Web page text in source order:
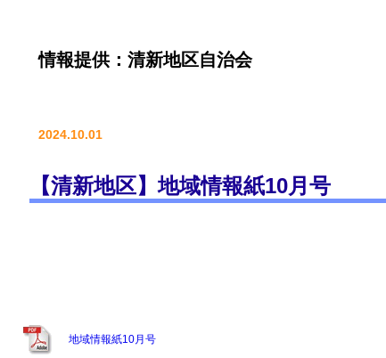
情報提供：清新地区自治会
2024.10.01
【清新地区】地域情報紙10月号
地域情報紙10月号